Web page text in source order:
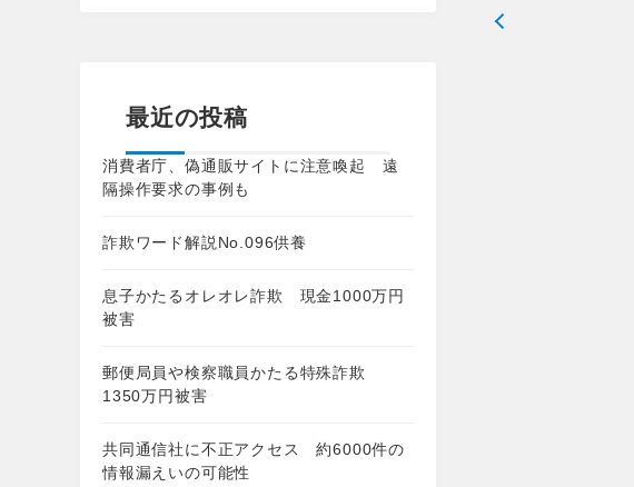
最近の投稿
消費者庁、偽通販サイトに注意喚起 遠
隔操作要求の事例も
詐欺ワード解説No.096供養
息子かたるオレオレ詐欺 現金1000万円
被害
郵便局員や検察職員かたる特殊詐欺
1350万円被害
共同通信社に不正アクセス 約6000件の
情報漏えいの可能性